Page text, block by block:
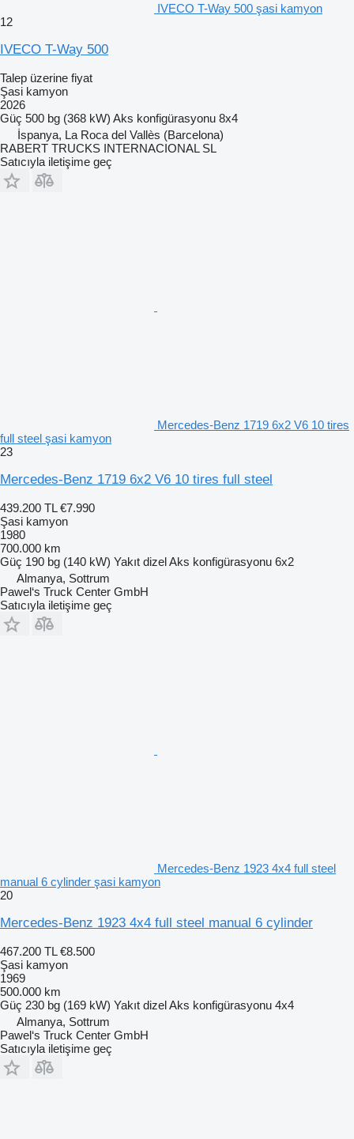
IVECO T-Way 500 şasi kamyon
12
IVECO T-Way 500
Talep üzerine fiyat
Şasi kamyon
2026
Güç 500 bg (368 kW) Aks konfigürasyonu 8x4
İspanya, La Roca del Vallès (Barcelona)
RABERT TRUCKS INTERNACIONAL SL
Satıcıyla iletişime geç
Mercedes-Benz 1719 6x2 V6 10 tires
full steel şasi kamyon
23
Mercedes-Benz 1719 6x2 V6 10 tires full steel
439.200 TL €7.990
Şasi kamyon
1980
700.000 km
Güç 190 bg (140 kW) Yakıt dizelAks konfigürasyonu 6x2
Almanya, Sottrum
Pawel‘s Truck Center GmbH
Satıcıyla iletişime geç
Mercedes-Benz 1923 4x4 full steel
manual 6 cylinder şasi kamyon
20
Mercedes-Benz 1923 4x4 full steel manual 6 cylinder
467.200 TL €8.500
Şasi kamyon
1969
500.000 km
Güç 230 bg (169 kW) Yakıt dizelAks konfigürasyonu 4x4
Almanya, Sottrum
Pawel‘s Truck Center GmbH
Satıcıyla iletişime geç